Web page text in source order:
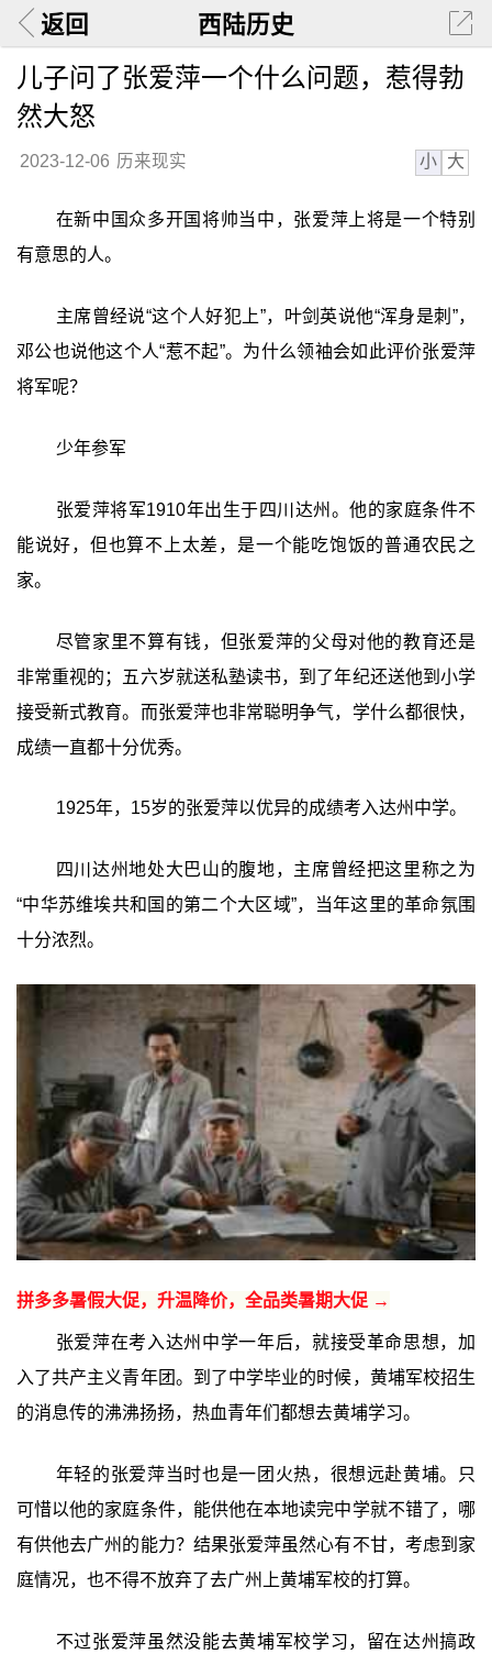
返回 西陆历史
儿子问了张爱萍一个什么问题，惹得勃
然大怒
2023-12-06 历来现实 小 大
在新中国众多开国将帅当中，张爱萍上将是一个特别
有意思的人。
主席曾经说“这个人好犯上”，叶剑英说他“浑身是刺”，
邓公也说他这个人“惹不起”。为什么领袖会如此评价张爱萍
将军呢？
少年参军
张爱萍将军1910年出生于四川达州。他的家庭条件不
能说好，但也算不上太差，是一个能吃饱饭的普通农民之
家。
尽管家里不算有钱，但张爱萍的父母对他的教育还是
非常重视的；五六岁就送私塾读书，到了年纪还送他到小学
接受新式教育。而张爱萍也非常聪明争气，学什么都很快，
成绩一直都十分优秀。
1925年，15岁的张爱萍以优异的成绩考入达州中学。
四川达州地处大巴山的腹地，主席曾经把这里称之为
“中华苏维埃共和国的第二个大区域”，当年这里的革命氛围
十分浓烈。
拼多多暑假大促，升温降价，全品类暑期大促 →
张爱萍在考入达州中学一年后，就接受革命思想，加
入了共产主义青年团。到了中学毕业的时候，黄埔军校招生
的消息传的沸沸扬扬，热血青年们都想去黄埔学习。
年轻的张爱萍当时也是一团火热，很想远赴黄埔。只
可惜以他的家庭条件，能供他在本地读完中学就不错了，哪
有供他去广州的能力？结果张爱萍虽然心有不甘，考虑到家
庭情况，也不得不放弃了去广州上黄埔军校的打算。
不过张爱萍虽然没能去黄埔军校学习，留在达州搞政